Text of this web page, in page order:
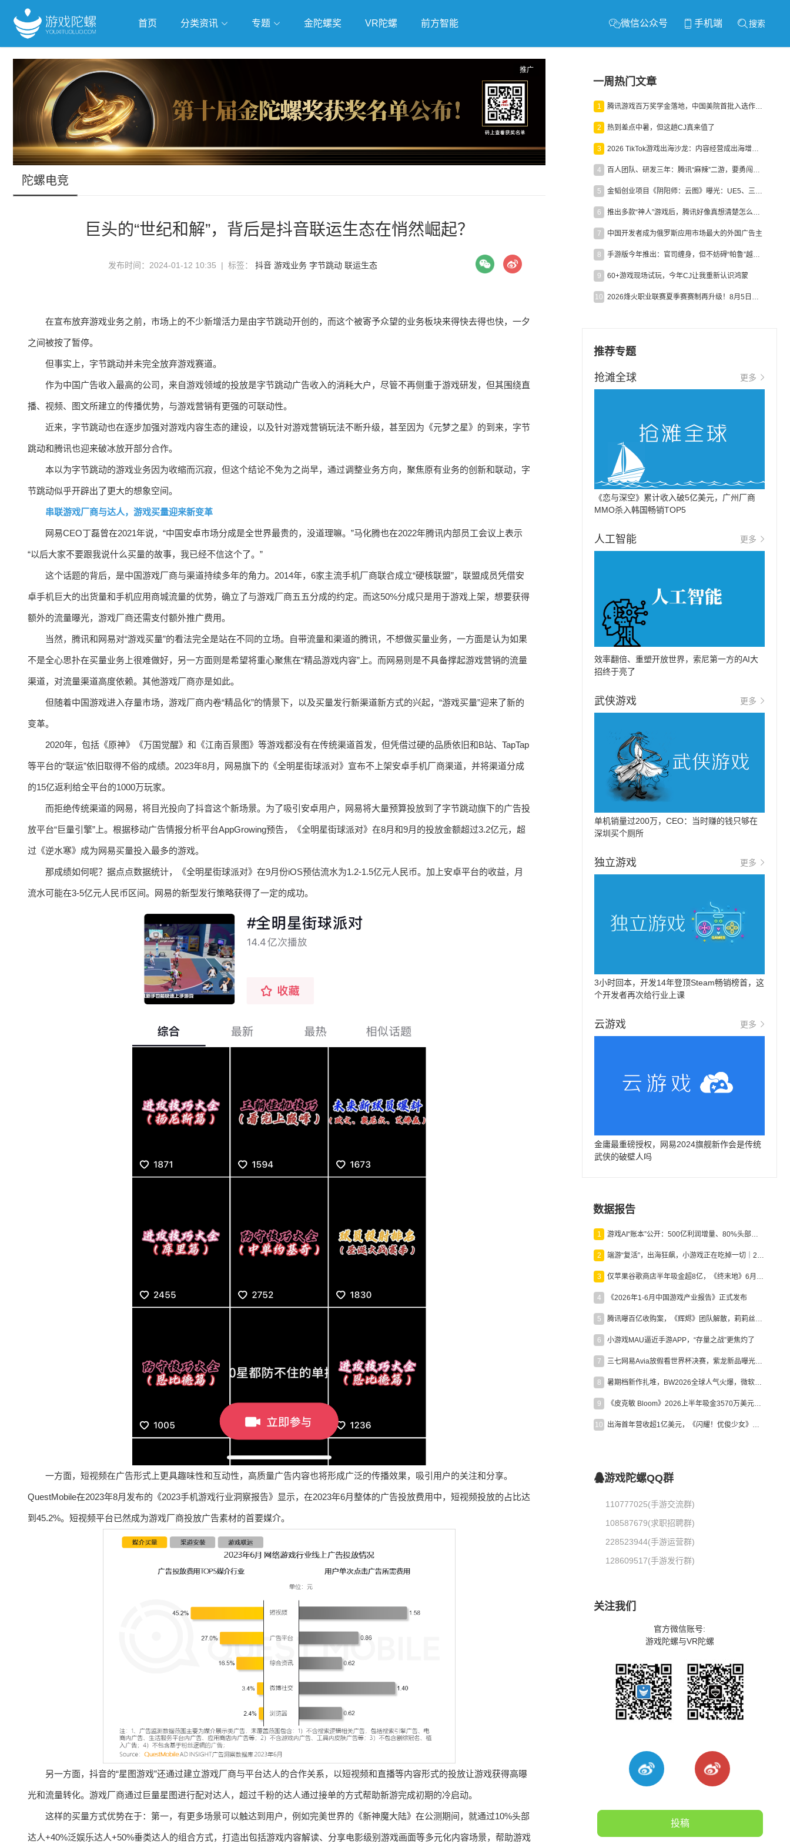
首页 分类资讯 专题
抢滩全球 人工智能 武侠游戏 独立游戏 云游戏
跨界Talk
金陀螺奖 VR陀螺 前方智能 微信公众号 手机端 搜索
推广
陀螺电竞
巨头的“世纪和解”，背后是抖音联运生态在悄然崛起？
发布时间：2024-01-12 10:35 | 标签： 抖音 游戏业务 字节跳动 联运生态
在宣布放弃游戏业务之前，市场上的不少新增活力是由字节跳动开创的，而这个被寄予众望的业务板块来得快去得也快，一夕
之间被按了暂停。
但事实上，字节跳动并未完全放弃游戏赛道。
作为中国广告收入最高的公司，来自游戏领域的投放是字节跳动广告收入的消耗大户，尽管不再侧重于游戏研发，但其围绕直
播、视频、图文所建立的传播优势，与游戏营销有更强的可联动性。
近来，字节跳动也在逐步加强对游戏内容生态的建设，以及针对游戏营销玩法不断升级，甚至因为《元梦之星》的到来，字节
跳动和腾讯也迎来破冰放开部分合作。
本以为字节跳动的游戏业务因为收缩而沉寂，但这个结论不免为之尚早，通过调整业务方向，聚焦原有业务的创新和联动，字
节跳动似乎开辟出了更大的想象空间。
串联游戏厂商与达人，游戏买量迎来新变革
网易CEO丁磊曾在2021年说，“中国安卓市场分成是全世界最贵的，没道理嘛。”马化腾也在2022年腾讯内部员工会议上表示
“以后大家不要跟我说什么买量的故事，我已经不信这个了。”
这个话题的背后，是中国游戏厂商与渠道持续多年的角力。2014年，6家主流手机厂商联合成立“硬核联盟”，联盟成员凭借安
卓手机巨大的出货量和手机应用商城流量的优势，确立了与游戏厂商五五分成的约定。而这50%分成只是用于游戏上架，想要获得
额外的流量曝光，游戏厂商还需支付额外推广费用。
当然，腾讯和网易对“游戏买量”的看法完全是站在不同的立场。自带流量和渠道的腾讯，不想做买量业务，一方面是认为如果
不是全心思扑在买量业务上很难做好，另一方面则是希望将重心聚焦在“精品游戏内容”上。而网易则是不具备撑起游戏营销的流量
渠道，对流量渠道高度依赖。其他游戏厂商亦是如此。
但随着中国游戏进入存量市场，游戏厂商内卷“精品化”的情景下，以及买量发行新渠道新方式的兴起，“游戏买量”迎来了新的
变革。
2020年，包括《原神》《万国觉醒》和《江南百景图》等游戏都没有在传统渠道首发，但凭借过硬的品质依旧和B站、TapTap
等平台的“联运”依旧取得不俗的成绩。2023年8月，网易旗下的《全明星街球派对》宣布不上架安卓手机厂商渠道，并将渠道分成
的15亿返利给全平台的1000万玩家。
而拒绝传统渠道的网易，将目光投向了抖音这个新场景。为了吸引安卓用户，网易将大量预算投放到了字节跳动旗下的广告投
放平台“巨量引擎”上。根据移动广告情报分析平台AppGrowing预告，《全明星街球派对》在8月和9月的投放金额超过3.2亿元，超
过《逆水寒》成为网易买量投入最多的游戏。
那成绩如何呢？据点点数据统计，《全明星街球派对》在9月份iOS预估流水为1.2-1.5亿元人民币。加上安卓平台的收益，月
流水可能在3-5亿元人民币区间。网易的新型发行策略获得了一定的成功。
一方面，短视频在广告形式上更具趣味性和互动性，高质量广告内容也将形成广泛的传播效果，吸引用户的关注和分享。
QuestMobile在2023年8月发布的《2023手机游戏行业洞察报告》显示，在2023年6月整体的广告投放费用中，短视频投放的占比达
到45.2%。短视频平台已然成为游戏厂商投放广告素材的首要媒介。
另一方面，抖音的“星图游戏”还通过建立游戏厂商与平台达人的合作关系，以短视频和直播等内容形式的投放让游戏获得高曝
光和流量转化。游戏厂商通过巨量星图进行配对达人，超过千粉的达人通过接单的方式帮助新游完成初期的冷启动。
这样的买量方式优势在于：第一，有更多场景可以触达到用户，例如完美世界的《新神魔大陆》在公测期间，就通过10%头部
达人+40%泛娱乐达人+50%垂类达人的组合方式，打造出包括游戏内容解读、分享电影级别游戏画面等多元化内容场景，帮助游戏
一周热门文章
1 腾讯游戏百万奖学金落地，中国美院首批入选作品获业内关注
2 热到差点中暑，但这趟CJ真来值了
3 2026 TikTok游戏出海沙龙：内容经营成出海增长新引擎
4 百人团队、研发三年：腾讯“麻辣”二游，要勇闯男性恋爱市场
5 金韬创业项目《阴阳师：云图》曝光：UE5、三端互通、ARPG
6 推出多款“神人”游戏后，腾讯好像真想清楚怎么做二次元了
7 中国开发者成为俄罗斯应用市场最大的外国广告主
8 手游版今年推出：官司缠身，但不妨碍“帕鲁”越来越火
9 60+游戏现场试玩，今年CJ让我重新认识鸿蒙
10 2026烽火职业联赛夏季赛赛制再升级！8月5日起24支战队集结开战！
推荐专题
抢滩全球 更多
《恋与深空》累计收入破5亿美元，广州厂商
MMO杀入韩国畅销TOP5
人工智能 更多
效率翻倍、重塑开放世界，索尼第一方的AI大
招终于亮了
武侠游戏 更多
单机销量过200万，CEO：当时赚的钱只够在
深圳买个厕所
独立游戏 更多
3小时回本，开发14年登顶Steam畅销榜首，这
个开发者再次给行业上课
云游戏 更多
金庸最重磅授权，网易2024旗舰新作会是传统
武侠的破壁人吗
数据报告
1 游戏AI“账本”公开：500亿利润增量、80%头部入局，谁在闷声发财？
2 端游“复活”，出海狂飙，小游戏正在吃掉一切｜2026上半年产业报告
3 仅苹果谷歌商店半年吸金超8亿，《终末地》6月份收入显著回暖
4 《2026年1-6月中国游戏产业报告》正式发布
5 腾讯曝百亿收购案，《辉烬》团队解散，莉莉丝新作曝光｜陀螺周报
6 小游戏MAU逼近手游APP，“存量之战”更焦灼了
7 三七网易Avia放假看世界杯决赛，紫龙新品曝光，米哈游新作上线 | 陀螺周报
8 暑期档新作扎堆，BW2026全球人气火爆，微软XBOX大裁员|陀螺周报
9 《皮克敏 Bloom》2026上半年吸金3570万美元，中国台湾成最大市场
10 出海首年营收超1亿美元，《闪耀！优俊少女》美国市场占比达七成
游戏陀螺QQ群
110777025(手游交流群)
108587679(求职招聘群)
228523944(手游运营群)
128609517(手游发行群)
关注我们
官方微信账号:
游戏陀螺与VR陀螺
投稿